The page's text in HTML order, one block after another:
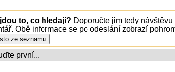
to, co hledají? Doporučte jim tedy návštěvu
Obě informace se po odeslání zobrazí
první...